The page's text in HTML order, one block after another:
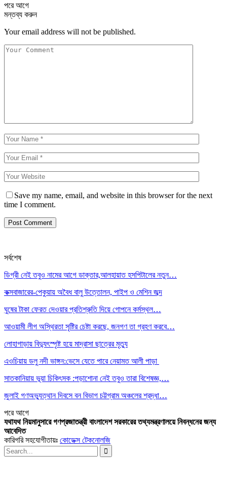
পরেআগে
মন্তব্য করুন
Your email address will not be published.
Save my name, email, and website in this browser for the next
time I comment.
সর্বশেষ
ডিগ্রী নেই তবুও নামের আগে ডাক্তার,আলহায়াত হসপিটালের নতুন…
কক্সবাজারের-পেকুয়ায় অবৈধ বালু উত্তোলন, পাইপ ও মেশিন জব্দ
ঘুষের টাকা ফেরত দেওয়ার প্রতিশ্রুতি দিয়ে গোপনে কর্মস্থল…
আওয়ামী লীগ অস্থিরতা সৃষ্টির চেষ্টা করছে, জনগণ তা গ্রহণ করবে…
লোহাগাড়ায় বিদ্যুৎস্পৃষ্ট হয়ে মাদ্রাসা ছাত্রের মৃত্যু
এওচিয়ায় ডলু নদী ভাঙ্গন:ভেসে যেতে পারে নেয়ামত আলী পাড়া
সাতকানিয়ায় ভূয়া চিকিৎসক :পড়াশোনা নেই তবুও তারা বিশেষজ্ঞ,…
জুলাই গণঅভ্যুত্থান দিবসে বন বিভাগ চট্টগ্রাম অঞ্চলের শ্রদ্ধা…
পরেআগে
যথাযথ নিয়মানুসারে গণপ্রজাতন্ত্রী বাংলাদেশ সরকারের তথ্যমন্ত্রণালয়ে নিবন্ধনের জন্য
আবেদিত
কারিগরি সহযোগীতায়ঃ কোডেক্স টেকনোলজি